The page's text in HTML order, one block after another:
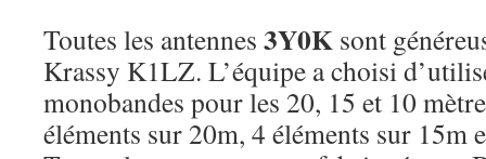
Toutes les antennes 3Y0K sont
Krassy K1LZ. L’équipe a choisi
monobandes pour les 20, 15 et 10
éléments sur 20m, 4 éléments sur 15m